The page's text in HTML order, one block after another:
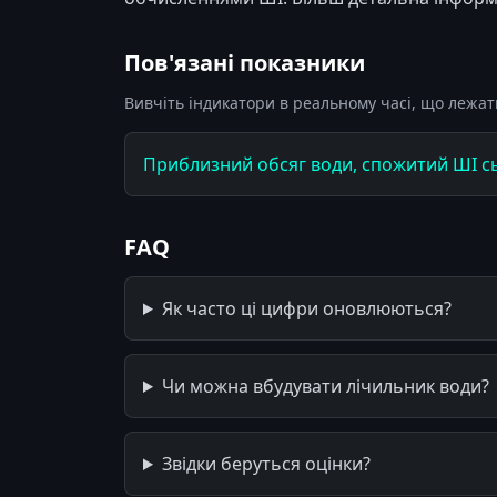
Пов'язані показники
Вивчіть індикатори в реальному часі, що
Приблизний обсяг води, спожитий ШІ
FAQ
Як часто ці цифри оновлюються?
Чи можна вбудувати лічильник води?
Звідки беруться оцінки?